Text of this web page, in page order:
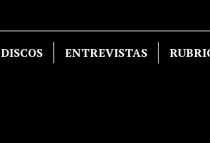
DISCOS ENTREVISTAS